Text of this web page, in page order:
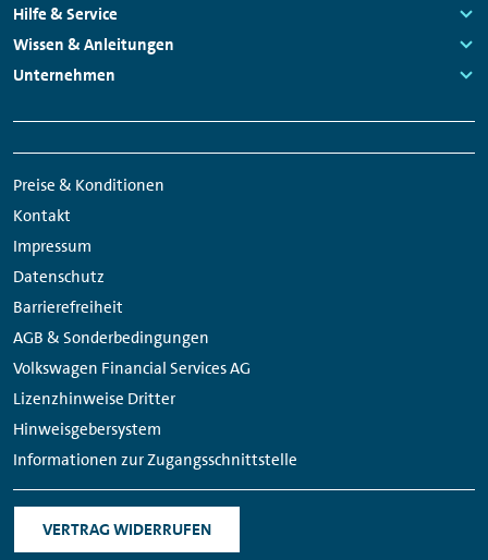
Navigation
Links:
Hilfe & Service
Links:
Wissen & Anleitungen
Links:
Unternehmen
Navigation
Preise & Konditionen
Kontakt
Impressum
Datenschutz
Barrierefreiheit
AGB & Sonderbedingungen
Volkswagen Financial Services AG
Lizenzhinweise Dritter
Hinweisgebersystem
Informationen zur Zugangsschnittstelle
VERTRAG WIDERRUFEN
Media
Links